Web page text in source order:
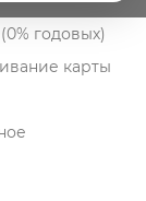
годовых)
карты